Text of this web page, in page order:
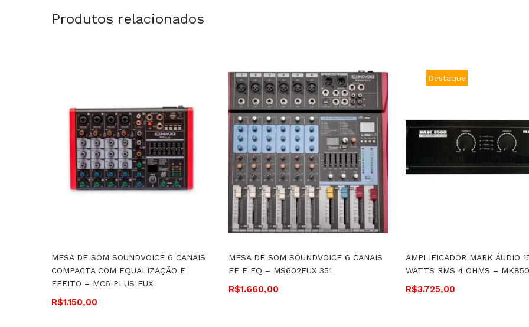
Produtos relacionados
MESA DE SOM SOUNDVOICE 6 CANAIS
COMPACTA COM EQUALIZAÇÃO E
EFEITO – MC6 PLUS EUX
R$1.150,00
MESA DE SOM SOUNDVOICE 6 CANAIS
EF E EQ – MS602EUX 351
R$1.660,00
Destaque
AMPLIFICADOR MARK ÁUDIO
WATTS RMS 4 OHMS –
R$3.725,00